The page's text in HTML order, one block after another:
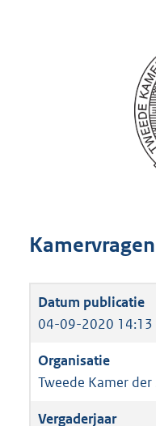
04-09-2020 14:13
Tweede Kamer